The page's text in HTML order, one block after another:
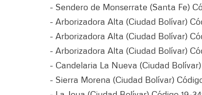
- Sendero de Monserrate (Santa Fe)
- Arborizadora Alta (Ciudad Bolívar)
- Arborizadora Alta (Ciudad Bolívar)
- Arborizadora Alta (Ciudad Bolívar)
- Candelaria La Nueva (Ciudad Bolívar)
- Sierra Morena (Ciudad Bolívar)